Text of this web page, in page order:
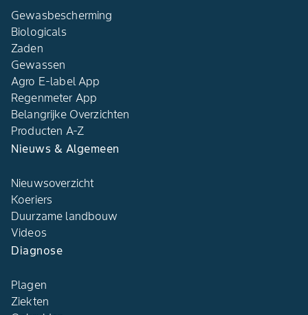
Gewasbescherming
Biologicals
Zaden
Gewassen
Agro E-label App
Regenmeter App
Belangrijke Overzichten
Producten A-Z
Nieuws & Algemeen
Nieuwsoverzicht
Koeriers
Duurzame landbouw
Videos
Diagnose
Plagen
Ziekten